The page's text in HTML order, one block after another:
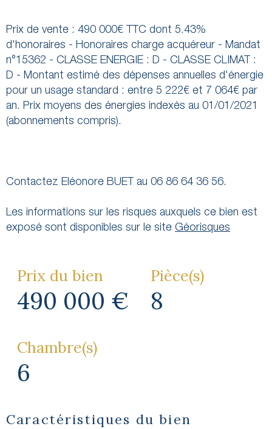
Prix de vente : 490 000€ TTC dont 5.43%
d'honoraires - Honoraires charge acquéreur - Mandat
n°15362 - CLASSE ENERGIE : D - CLASSE CLIMAT :
D - Montant estimé des dépenses annuelles d'énergie
pour un usage standard : entre 5 222€ et 7 064€ par
an. Prix moyens des énergies indexés au 01/01/2021
(abonnements compris).
Contactez Eléonore BUET au 06 86 64 36 56.
Les informations sur les risques auxquels ce bien est
exposé sont disponibles sur le site Géorisques
Prix du bien
490 000 €
Pièce(s)
8
Chambre(s)
6
Caractéristiques du bien